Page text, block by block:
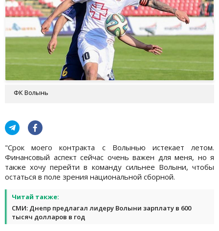
ФК Волынь
"Срок моего контракта с Волынью истекает летом.
Финансовый аспект сейчас очень важен для меня, но я
также хочу перейти в команду сильнее Волыни, чтобы
остаться в поле зрения национальной сборной.
Читай также:
СМИ: Днепр предлагал лидеру Волыни зарплату в 600
тысяч долларов в год